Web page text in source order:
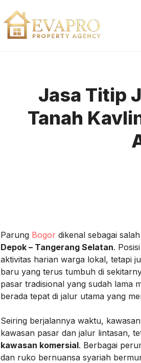
Jasa Titip
Tanah
Parung Bogor dikenal sebagai
Depok – Tangerang Selatan.
aktivitas harian warga lokal, tetapi
baru yang terus tumbuh di
pasar tradisional yang sudah lama
berada tepat di jalur utama yang
Seiring berjalannya waktu,
kawasan pasar dan jalur lintasan,
kawasan komersial. Berbagai
dan ruko bernuansa syariah